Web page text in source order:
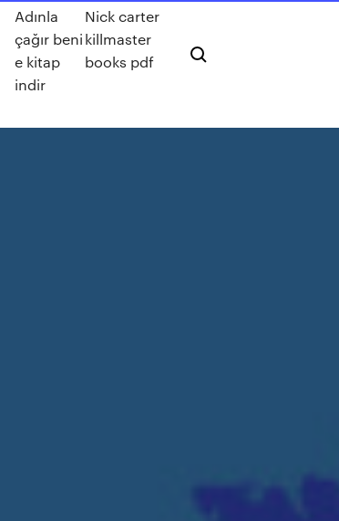
Adınla
çağır beni
e kitap
indir
Nick carter
killmaster
books pdf